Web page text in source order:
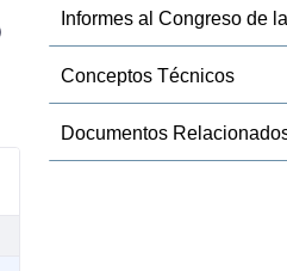
Informes al Congreso de
Conceptos Técnicos
Documentos